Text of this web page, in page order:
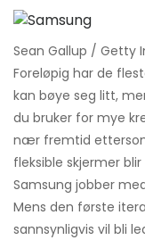
Sean Gallup / Getty
Foreløpig har de
kan bøye seg litt,
du bruker for mye
nær fremtid
fleksible skjermer
Samsung jobber
Mens den første
sannsynligvis vil bli